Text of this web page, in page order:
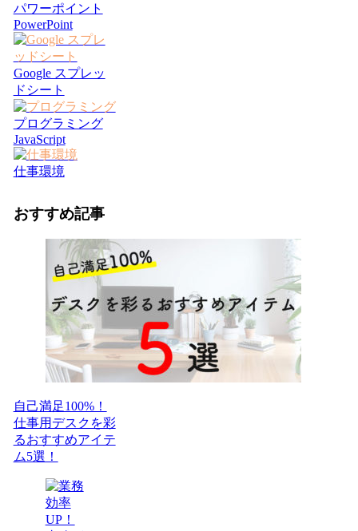
パワーポイント
PowerPoint
Google スプレッ
ドシート
プログラミング
JavaScript
仕事環境
おすすめ記事
自己満足100%！
仕事用デスクを彩
るおすすめアイテ
ム5選！